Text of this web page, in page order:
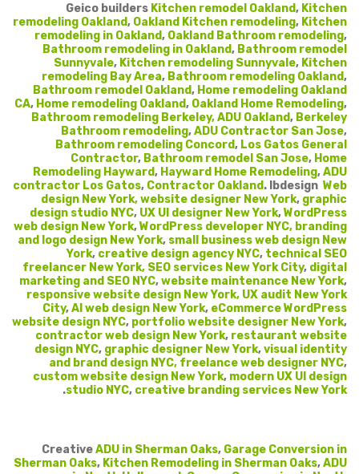
Geico builders Kitchen remodel Oakland, Kitchen
remodeling Oakland, Oakland Kitchen remodeling, Kitchen
remodeling in Oakland, Oakland Bathroom remodeling,
Bathroom remodeling in Oakland, Bathroom remodel
Sunnyvale, Kitchen remodeling Sunnyvale, Kitchen
remodeling Bay Area, Bathroom remodeling Oakland,
Bathroom remodel Oakland, Home remodeling Oakland
CA, Home remodeling Oakland, Oakland Home Remodeling,
Bathroom remodeling Berkeley, ADU Oakland, Berkeley
Bathroom remodeling,ADU Contractor San Jose,
Bathroom remodeling Concord, Los Gatos General
Contractor, Bathroom remodel San Jose, Home
Remodeling Hayward, Hayward Home Remodeling,ADU
contractor Los Gatos, Contractor Oakland. Ibdesign Web
design New York,website designer New York, graphic
design studio NYC, UX UI designer New York,WordPress
web design New York,WordPress developer NYC, branding
and logo design New York, small business web design New
York, creative design agency NYC, technical SEO
freelancer New York, SEO services New York City, digital
marketing and SEO NYC,website maintenance New York,
responsive website design New York, UX audit New York
City,AI web design New York, eCommerce WordPress
website design NYC, portfolio website designer New York,
contractor web design New York, restaurant website
design NYC, graphic designer New York,visual identity
and brand design NYC, freelance web designer NYC,
custom website design New York, modern UX UI design
studio NYC, creative branding services New York
.
CreativeADU in Sherman Oaks, Garage Conversion in
Sherman Oaks, Kitchen Remodeling in Sherman Oaks,ADU